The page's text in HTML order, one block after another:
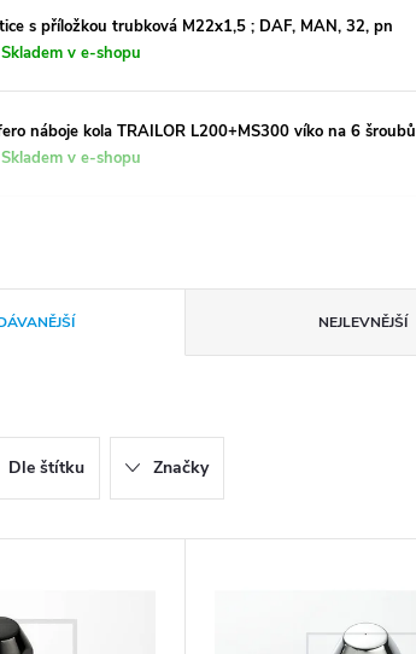
s příložkou trubková M22x1,5 ; DAF, MAN, 32, pn
Skladem v e-shopu
náboje kola TRAILOR L200+MS300 víko na 6 šroubů
Skladem v e-shopu
NEJLEVNĚJŠÍ
Dle štítku Značky